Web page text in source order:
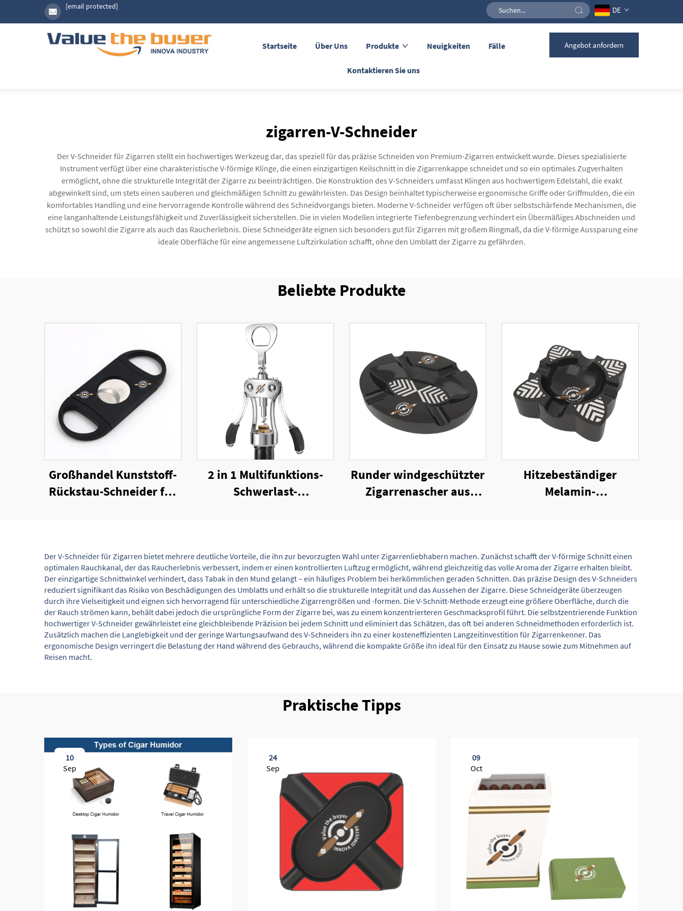
[email protected] DE
Startseite Über Uns Produkte Neuigkeiten Fälle
Kontaktieren Sie uns
Angebot anfordern
zigarren-V-Schneider
Der V-Schneider für Zigarren stellt ein hochwertiges Werkzeug dar, das speziell für das präzise Schneiden von Premium-Zigarren entwickelt wurde. Dieses spezialisierte
Instrument verfügt über eine charakteristische V-förmige Klinge, die einen einzigartigen Keilschnitt in die Zigarrenkappe schneidet und so ein optimales Zugverhalten
ermöglicht, ohne die strukturelle Integrität der Zigarre zu beeinträchtigen. Die Konstruktion des V-Schneiders umfasst Klingen aus hochwertigem Edelstahl, die exakt
abgewinkelt sind, um stets einen sauberen und gleichmäßigen Schnitt zu gewährleisten. Das Design beinhaltet typischerweise ergonomische Griffe oder Griffmulden, die ein
komfortables Handling und eine hervorragende Kontrolle während des Schneidvorgangs bieten. Moderne V-Schneider verfügen oft über selbstschärfende Mechanismen, die
eine langanhaltende Leistungsfähigkeit und Zuverlässigkeit sicherstellen. Die in vielen Modellen integrierte Tiefenbegrenzung verhindert ein Übermäßiges Abschneiden und
schützt so sowohl die Zigarre als auch das Raucherlebnis. Diese Schneidgeräte eignen sich besonders gut für Zigarren mit großem Ringmaß, da die V-förmige Aussparung eine
ideale Oberfläche für eine angemessene Luftzirkulation schafft, ohne den Umblatt der Zigarre zu gefährden.
Beliebte Produkte
Großhandel Kunststoff-
Rückstau-Schneider für
2 in 1 Multifunktions-
Schwerlast-
Runder windgeschützter
Zigarrenascher aus
Hitzebeständiger
Melamin-
Der V-Schneider für Zigarren bietet mehrere deutliche Vorteile, die ihn zur bevorzugten Wahl unter Zigarrenliebhabern machen. Zunächst schafft der V-förmige Schnitt einen
optimalen Rauchkanal, der das Raucherlebnis verbessert, indem er einen kontrollierten Luftzug ermöglicht, während gleichzeitig das volle Aroma der Zigarre erhalten bleibt.
Der einzigartige Schnittwinkel verhindert, dass Tabak in den Mund gelangt – ein häufiges Problem bei herkömmlichen geraden Schnitten. Das präzise Design des V-Schneiders
reduziert signifikant das Risiko von Beschädigungen des Umblatts und erhält so die strukturelle Integrität und das Aussehen der Zigarre. Diese Schneidgeräte überzeugen
durch ihre Vielseitigkeit und eignen sich hervorragend für unterschiedliche Zigarrengrößen und -formen. Die V-Schnitt-Methode erzeugt eine größere Oberfläche, durch die
der Rauch strömen kann, behält dabei jedoch die ursprüngliche Form der Zigarre bei, was zu einem konzentrierteren Geschmacksprofil führt. Die selbstzentrierende Funktion
hochwertiger V-Schneider gewährleistet eine gleichbleibende Präzision bei jedem Schnitt und eliminiert das Schätzen, das oft bei anderen Schneidmethoden erforderlich ist.
Zusätzlich machen die Langlebigkeit und der geringe Wartungsaufwand des V-Schneiders ihn zu einer kosteneffizienten Langzeitinvestition für Zigarrenkenner. Das
ergonomische Design verringert die Belastung der Hand während des Gebrauchs, während die kompakte Größe ihn ideal für den Einsatz zu Hause sowie zum Mitnehmen auf
Reisen macht.
Praktische Tipps
10
Sep
24
Sep
09
Oct